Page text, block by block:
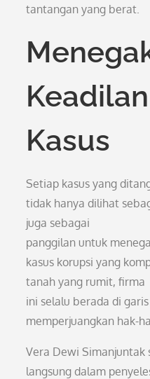
tantangan yang berat.
Kasus
Setiap kasus yang
tidak hanya dilihat
juga sebagai
panggilan untuk
kasus korupsi yang
tanah yang rumit, firma
ini selalu berada di
memperjuangkan hak-
Vera Dewi
langsung dalam